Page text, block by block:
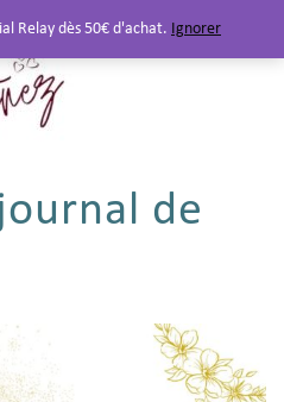
journal de
Relay dès 50€ d'achat. Ignorer